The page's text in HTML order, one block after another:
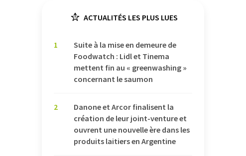
ACTUALITÉS LES PLUS LUES
1
Suite à la mise en demeure de
Foodwatch : Lidl et Tinema
mettent fin au « greenwashing »
concernant le saumon
2
Danone et Arcor finalisent la
création de leur joint-venture et
ouvrent une nouvelle ère dans les
produits laitiers en Argentine